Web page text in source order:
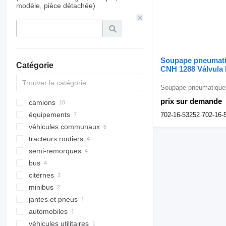
modèle, pièce détachée)
Catégorie
camions
camions plateaux
camions-bennes
camions châssis
camions frigorifiques
équipements
équipements pour camions et
carrosseries
véhicules communaux
véhicules de secours
camions de pompiers
tracteurs routiers
semi-remorques
semi-remorques frigorifiques
semi-remorques porte-tuyaux
semi-remorques porte-engins
semi-remorques plateaux
bus
bus interurbains
autocars de tourisme
citernes
semi-remorques citernes
citernes de silo
remorques-citernes
remorques citerne à eau
minibus
fourgonnettes de tourisme
jantes et pneus
cache-moyeux
automobiles
véhicules utilitaires
Soupape
CNH 1288 Válvula
53252 pour
prix sur demande
Soupape pneumatique
702-16-53252 702-16-